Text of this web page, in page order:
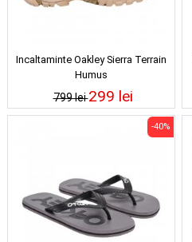
Incaltaminte Oakley Sierra Terrain
Humus
799 lei299 lei
-40%